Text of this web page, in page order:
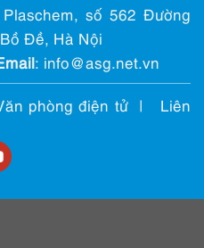
số 562 Đường
Đề, Hà Nội
: info@ asg.net.vn
phòng điện tử|
Liên